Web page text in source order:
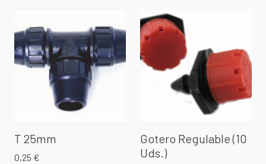
T 25mm
0,25 €
Gotero Regulable (10
Uds.)